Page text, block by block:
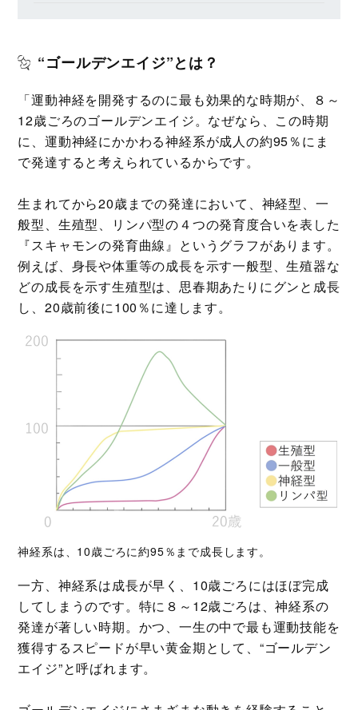
“ゴールデンエイジ”とは？
「運動神経を開発するのに最も効果的な時期が、８～
12歳ごろのゴールデンエイジ。なぜなら、この時期
に、運動神経にかかわる神経系が成人の約95％にま
で発達すると考えられているからです。
生まれてから20歳までの発達において、神経型、一
般型、生殖型、リンパ型の４つの発育度合いを表した
『スキャモンの発育曲線』というグラフがあります。
例えば、身長や体重等の成長を示す一般型、生殖器な
どの成長を示す生殖型は、思春期あたりにグンと成長
し、20歳前後に100％に達します。
神経系は、10歳ごろに約95％まで成長します。
一方、神経系は成長が早く、10歳ごろにはほぼ完成
してしまうのです。特に８～12歳ごろは、神経系の
発達が著しい時期。かつ、一生の中で最も運動技能を
獲得するスピードが早い黄金期として、“ゴールデン
エイジ”と呼ばれます。